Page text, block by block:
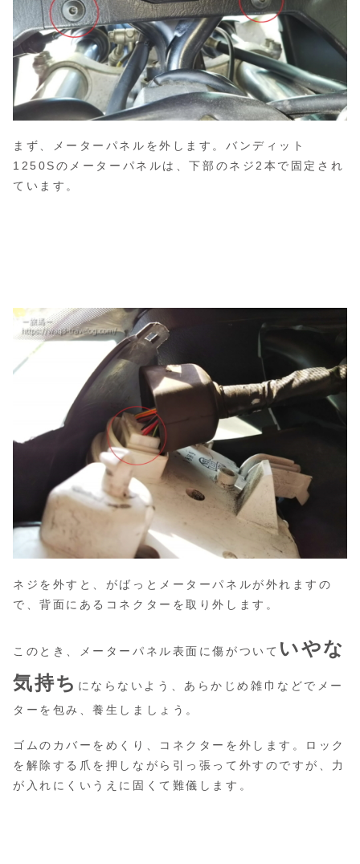
まず、メーターパネルを外します。バンディット
1250Sのメーターパネルは、下部のネジ2本で固定され
ています。
ネジを外すと、がばっとメーターパネルが外れますの
で、背面にあるコネクターを取り外します。
このとき、メーターパネル表面に傷がついて いやな
気持ち にならないよう、あらかじめ雑巾などでメー
ターを包み、養生しましょう。
ゴムのカバーをめくり、コネクターを外します。ロック
を解除する爪を押しながら引っ張って外すのですが、力
が入れにくいうえに固くて難儀します。